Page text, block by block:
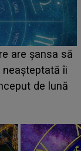
are șansa să
îi
de lună